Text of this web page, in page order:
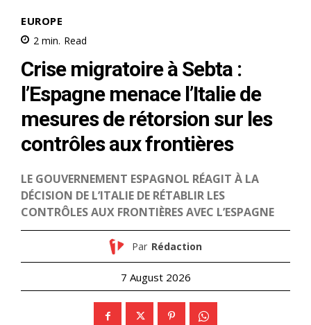
Related
Le Prince Héritier Moulay El
Hassan préside à Kénitra la
promotion du Cours
Supérieur de Défense et de
la 59e promotion du Cours
État-Major
4 June 2025
SAR le Prince Héritier Moulay
El Hassan inaugure le stade
reconstruit
4 September 2025
In "Famille Royale"